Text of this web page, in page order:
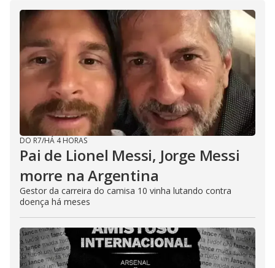
DO R7/HÁ 4 HORAS
Pai de Lionel Messi, Jorge Messi
morre na Argentina
Gestor da carreira do camisa 10 vinha lutando contra
doença há meses